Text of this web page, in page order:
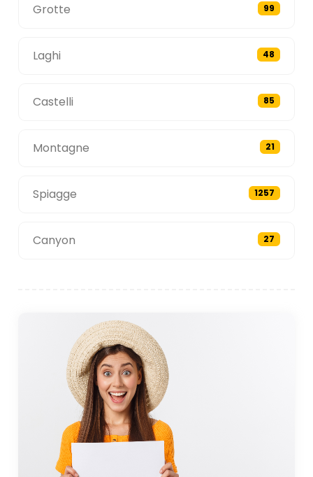
Grotte 99
Laghi 48
Castelli 85
Montagne 21
Spiagge 1257
Canyon 27